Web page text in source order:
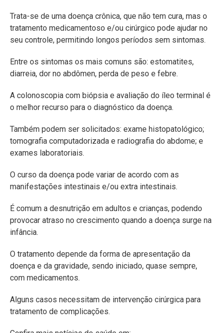
Trata-se de uma doença crônica, que não tem cura, mas o
tratamento medicamentoso e/ou cirúrgico pode ajudar no
seu controle, permitindo longos períodos sem sintomas.
Entre os sintomas os mais comuns são: estomatites,
diarreia, dor no abdômen, perda de peso e febre.
A colonoscopia com biópsia e avaliação do íleo terminal é
o melhor recurso para o diagnóstico da doença.
Também podem ser solicitados: exame histopatológico;
tomografia computadorizada e radiografia do abdome; e
exames laboratoriais.
O curso da doença pode variar de acordo com as
manifestações intestinais e/ou extra intestinais.
É comum a desnutrição em adultos e crianças, podendo
provocar atraso no crescimento quando a doença surge na
infância.
O tratamento depende da forma de apresentação da
doença e da gravidade, sendo iniciado, quase sempre,
com medicamentos.
Alguns casos necessitam de intervenção cirúrgica para
tratamento de complicações.